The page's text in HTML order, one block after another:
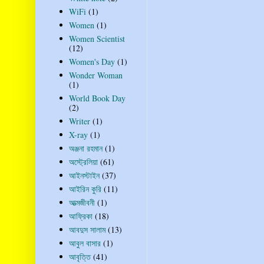
WiFi (1)
Women (1)
Women Scientist
(12)
Women's Day (1)
Wonder Woman
(1)
World Book Day
(2)
Writer (1)
X-ray (1)
অঞ্জনা রহমান (1)
অস্ট্রেলিয়া (61)
আইনস্টাইন (37)
আইরিন কুরি (11)
আত্মজীবনী (1)
আফ্রিকা (18)
আবদুস সালাম (13)
আবুল বাসার (1)
আবৃত্তি (41)